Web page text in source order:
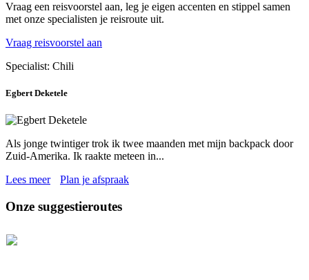
Vraag een reisvoorstel aan, leg je eigen accenten en stippel samen
met onze specialisten je reisroute uit.
Vraag reisvoorstel aan
Specialist: Chili
Egbert Deketele
Als jonge twintiger trok ik twee maanden met mijn backpack door
Zuid-Amerika. Ik raakte meteen in...
Lees meer
Plan je afspraak
Onze suggestieroutes